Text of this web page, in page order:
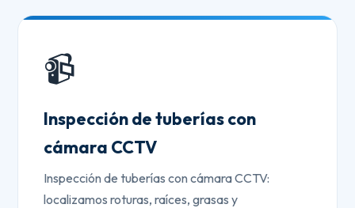
📹
Inspección de tuberías con
cámara CCTV
Inspección de tuberías con cámara CCTV:
localizamos roturas, raíces, grasas y